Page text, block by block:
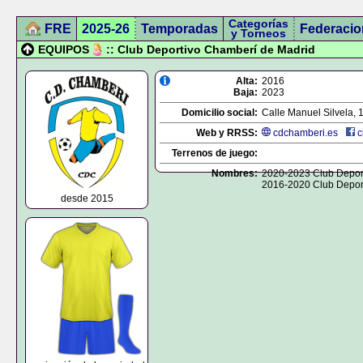
FRE 2025-26 Temporadas Categorías
y Torneos
EQUIPOS :: Club Deportivo Chamberí de Madrid
desde 2015
Alta: 2016
Baja: 2023
Domicilio social: Calle Manuel Silvela,
Web y RRSS:
cdchamberi.es
Terrenos de juego:
Nombres: 2020-2023 Club
2016-2020 Club